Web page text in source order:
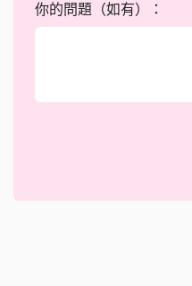
你的問題（如有）：